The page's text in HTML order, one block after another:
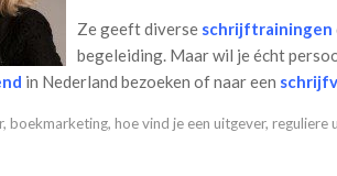
Ze geeft diverse schrijftrainingen
begeleiding. Maar wil je écht
in Nederland bezoeken of naar een
, boekmarketing, hoe vind je een uitgever, reguliere